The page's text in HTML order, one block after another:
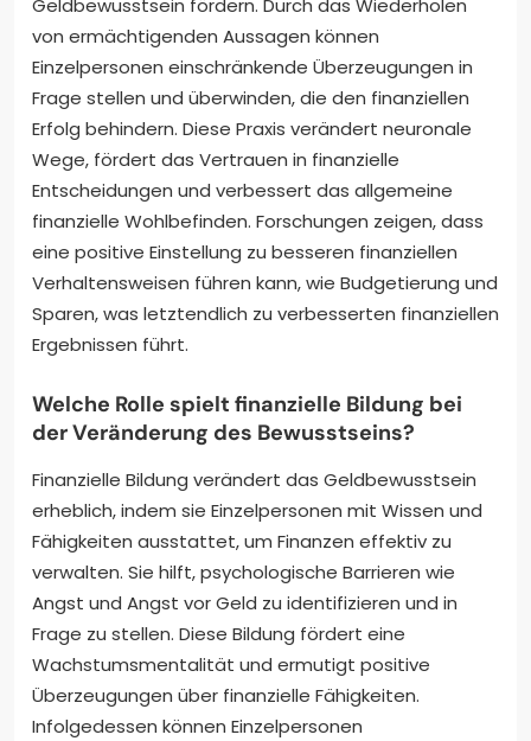
Geldbewusstsein fördern. Durch das Wiederholen
von ermächtigenden Aussagen können
Einzelpersonen einschränkende Überzeugungen in
Frage stellen und überwinden, die den finanziellen
Erfolg behindern. Diese Praxis verändert neuronale
Wege, fördert das Vertrauen in finanzielle
Entscheidungen und verbessert das allgemeine
finanzielle Wohlbefinden. Forschungen zeigen, dass
eine positive Einstellung zu besseren finanziellen
Verhaltensweisen führen kann, wie Budgetierung und
Sparen, was letztendlich zu verbesserten finanziellen
Ergebnissen führt.
Welche Rolle spielt finanzielle Bildung bei
der Veränderung des Bewusstseins?
Finanzielle Bildung verändert das Geldbewusstsein
erheblich, indem sie Einzelpersonen mit Wissen und
Fähigkeiten ausstattet, um Finanzen effektiv zu
verwalten. Sie hilft, psychologische Barrieren wie
Angst und Angst vor Geld zu identifizieren und in
Frage zu stellen. Diese Bildung fördert eine
Wachstumsmentalität und ermutigt positive
Überzeugungen über finanzielle Fähigkeiten.
Infolgedessen können Einzelpersonen